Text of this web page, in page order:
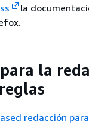
la
la
redacción